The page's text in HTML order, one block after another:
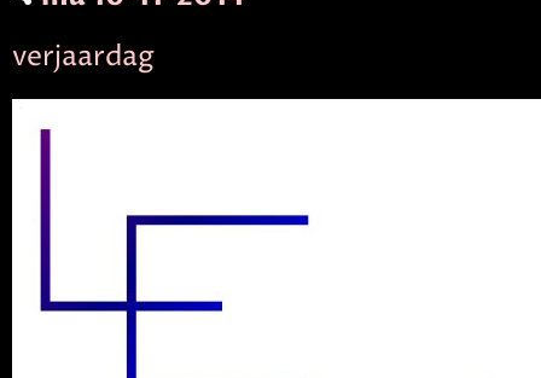
verjaardag